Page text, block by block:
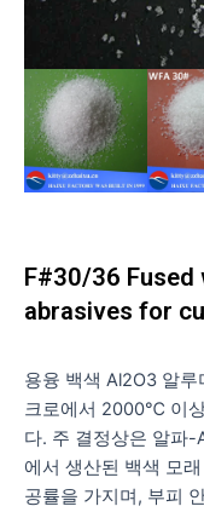
F#30/36 Fused
abrasives for
용융 백색 Al2O3 알
크로에서 2000℃ 이
다. 주 결정상은 알파-
에서 생산된 백색 모
공률을 가지며, 부피